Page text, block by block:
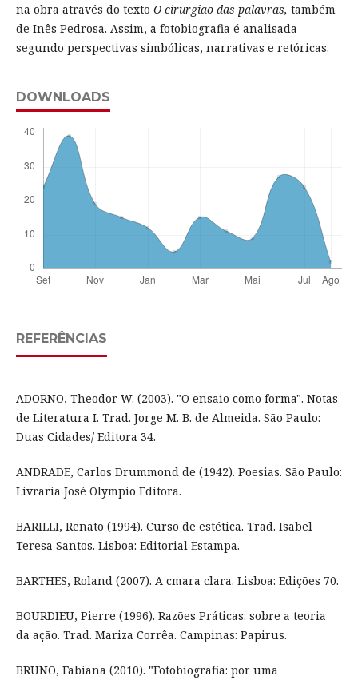
na obra através do texto O cirurgião das palavras, também
de Inês Pedrosa. Assim, a fotobiografia é analisada
segundo perspectivas simbólicas, narrativas e retóricas.
DOWNLOADS
REFERÊNCIAS
ADORNO, Theodor W. (2003). "O ensaio como forma". Notas
de Literatura I. Trad. Jorge M. B. de Almeida. São Paulo:
Duas Cidades/ Editora 34.
ANDRADE, Carlos Drummond de (1942). Poesias. São Paulo:
Livraria José Olympio Editora.
BARILLI, Renato (1994). Curso de estética. Trad. Isabel
Teresa Santos. Lisboa: Editorial Estampa.
BARTHES, Roland (2007). A cmara clara. Lisboa: Edições 70.
BOURDIEU, Pierre (1996). Razões Práticas: sobre a teoria
da ação. Trad. Mariza Corrêa. Campinas: Papirus.
BRUNO, Fabiana (2010). "Fotobiografia: por uma